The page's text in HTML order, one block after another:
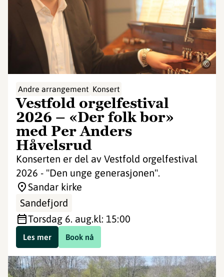
©
Andre arrangement Konsert
Vestfold orgelfestival
2026 – «Der folk bor»
med Per Anders
Håvelsrud
Konserten er del av Vestfold orgelfestival
2026 - "Den unge generasjonen".
Sandar kirke
Sandefjord
torsdag 6. aug.kl: 15:00
Book nå
Les mer